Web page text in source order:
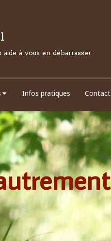
aide à vous en débarrasser
Infos pratiques Contact